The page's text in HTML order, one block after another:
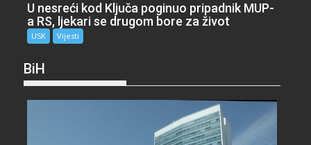
U nesreći kod Ključa poginuo pripadnik MUP-
a RS, ljekari se drugom bore za život
USK Vijesti
BiH